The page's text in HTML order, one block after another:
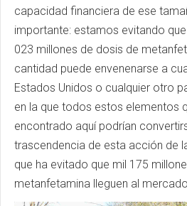
capacidad financiera de ese
importante: estamos evitando
023 millones de dosis de
cantidad puede envenenarse a
Estados Unidos o cualquier otro
en la que todos estos elementos
encontrado aquí podrían
trascendencia de esta acción de
que ha evitado que mil 175
metanfetamina lleguen al